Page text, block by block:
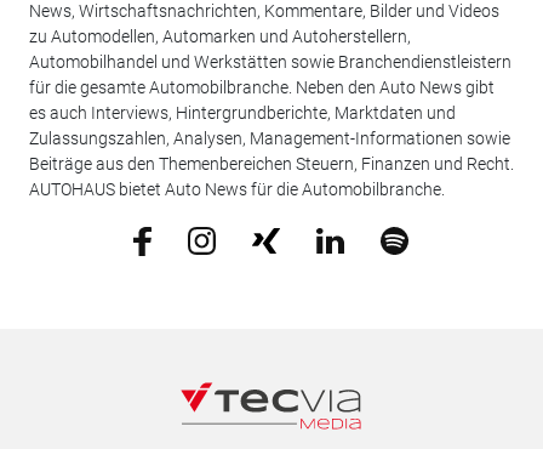
News, Wirtschaftsnachrichten, Kommentare, Bilder und Videos
zu Automodellen, Automarken und Autoherstellern,
Automobilhandel und Werkstätten sowie Branchendienstleistern
für die gesamte Automobilbranche. Neben den Auto News gibt
es auch Interviews, Hintergrundberichte, Marktdaten und
Zulassungszahlen, Analysen, Management-Informationen sowie
Beiträge aus den Themenbereichen Steuern, Finanzen und Recht.
AUTOHAUS bietet Auto News für die Automobilbranche.